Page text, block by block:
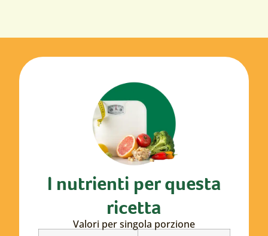
I nutrienti per questa
ricetta
Valori per singola porzione